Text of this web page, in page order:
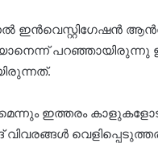
ഇൻവെസ്റ്റിഗേഷൻ
പറഞ്ഞായിരുന്നു
ഇത്തരം
വിവരങ്ങള്‍